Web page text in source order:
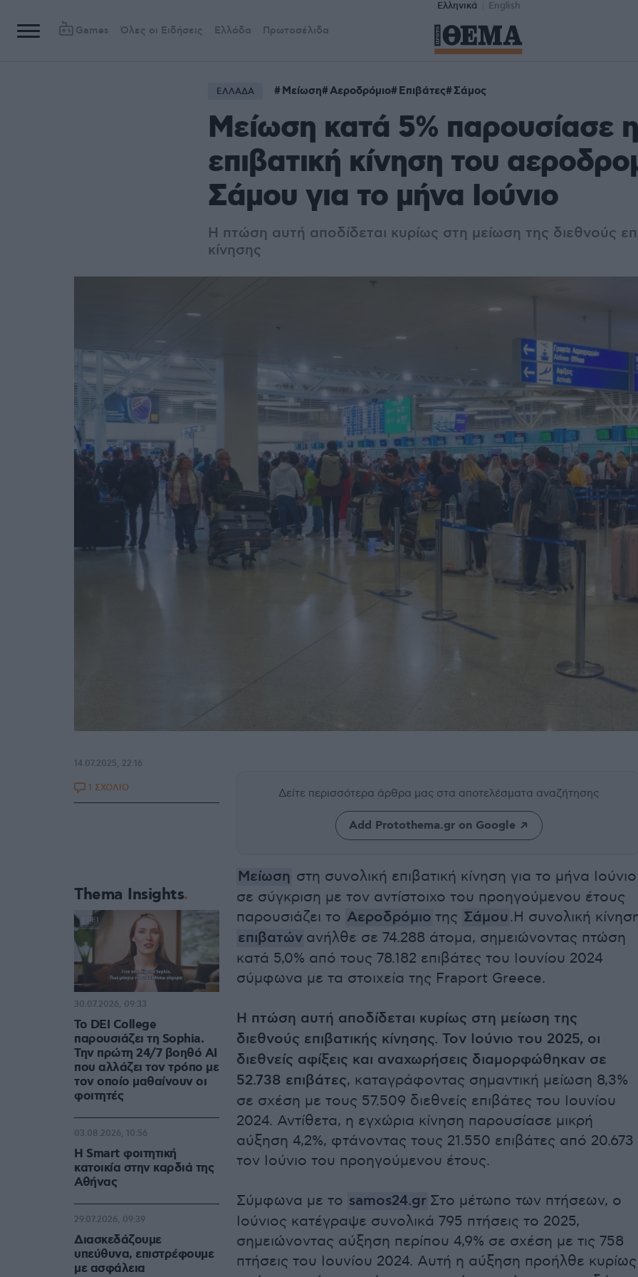
Ελληνικά English
Games Όλες οι Ειδήσεις Ελλάδα Πρωτοσέλιδα
ΕΛΛΑΔΑ Μείωση Αεροδρόμιο Επιβάτες Σάμος
Μείωση κατά 5% παρουσίασε η
επιβατική κίνηση του
Σάμου για το μήνα Ιούνιο
Η πτώση αυτή αποδίδεται κυρίως στη μείωση της διεθνούς
κίνησης
Δείτε περισσότερα άρθρα μας στα αποτελέσματα αναζήτησης
Add Protothema.gr on Google
Μείωση στη συνολική επιβατική κίνηση για το μήνα Ιούνιο
σε σύγκριση με τον αντίστοιχο του προηγούμενου έτους
παρουσιάζει το Αεροδρόμιο της Σάμου.Η συνολική
επιβατών ανήλθε σε 74.288 άτομα, σημειώνοντας πτώση
κατά 5,0% από τους 78.182 επιβάτες του Ιουνίου 2024
σύμφωνα με τα στοιχεία της Fraport Greece.
Η πτώση αυτή αποδίδεται κυρίως στη μείωση της
διεθνούς επιβατικής κίνησης. Τον Ιούνιο του 2025, οι
διεθνείς αφίξεις και αναχωρήσεις διαμορφώθηκαν σε
52.738 επιβάτες, καταγράφοντας σημαντική μείωση 8,3%
σε σχέση με τους 57.509 διεθνείς επιβάτες του Ιουνίου
2024. Αντίθετα, η εγχώρια κίνηση παρουσίασε μικρή
αύξηση 4,2%, φτάνοντας τους 21.550 επιβάτες από 20.673
τον Ιούνιο του προηγούμενου έτους.
Σύμφωνα με το samos24.gr Στο μέτωπο των πτήσεων, ο
Ιούνιος κατέγραψε συνολικά 795 πτήσεις το 2025,
σημειώνοντας αύξηση περίπου 4,9% σε σχέση με τις 758
πτήσεις του Ιουνίου 2024. Αυτή η αύξηση προήλθε κυρίως
14.07.2025, 22:16
1 ΣΧΟΛΙΟ
Thema Insights
Το DEI College
παρουσιάζει τη Sophia.
Την πρώτη 24/7 βοηθό AI
που αλλάζει τον τρόπο με
τον οποίο μαθαίνουν οι
φοιτητές
30.07.2026, 09:33
Η Smart φοιτητική
κατοικία στην καρδιά της
Αθήνας
03.08.2026, 10:56
Διασκεδάζουμε
υπεύθυνα, επιστρέφουμε
με ασφάλεια
29.07.2026, 09:39